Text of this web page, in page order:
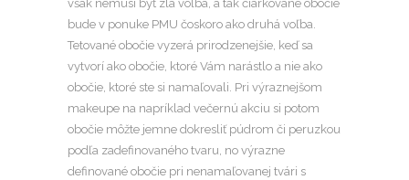
však nemusí byť zlá voľba, a tak čiarkované obočie
bude v ponuke PMU čoskoro ako druhá voľba.
Tetované obočie vyzerá prirodzenejšie, keď sa
vytvorí ako obočie, ktoré Vám narástlo a nie ako
obočie, ktoré ste si namaľovali. Pri výraznejšom
makeupe na napríklad večernú akciu si potom
obočie môžte jemne dokresliť púdrom či peruzkou
podľa zadefinovaného tvaru, no výrazne
definované obočie pri nenamaľovanej tvári s